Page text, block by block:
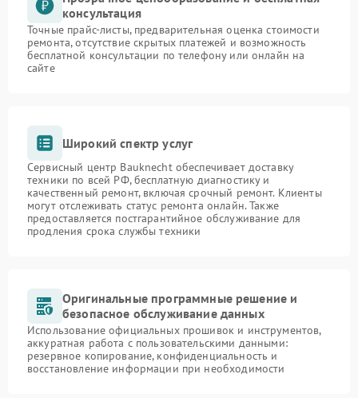
консультация
Точные прайс-листы, предварительная оценка стоимости
ремонта, отсутствие скрытых платежей и возможность
бесплатной консультации по телефону или онлайн на
сайте
Широкий спектр услуг
Сервисный центр Bauknecht обеспечивает доставку
техники по всей РФ, бесплатную диагностику и
качественный ремонт, включая срочный ремонт. Клиенты
могут отслеживать статус ремонта онлайн. Также
предоставляется постгарантийное обслуживание для
продления срока службы техники
Оригинальные программные решение и
безопасное обслуживание данных
Использование официальных прошивок и инструментов,
аккуратная работа с пользовательскими данными:
резервное копирование, конфиденциальность и
восстановление информации при необходимости